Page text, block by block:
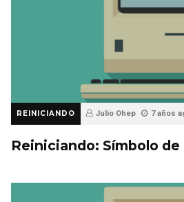
REINICIANDO Julio Ohep 7 años
Reiniciando: Símbolo de